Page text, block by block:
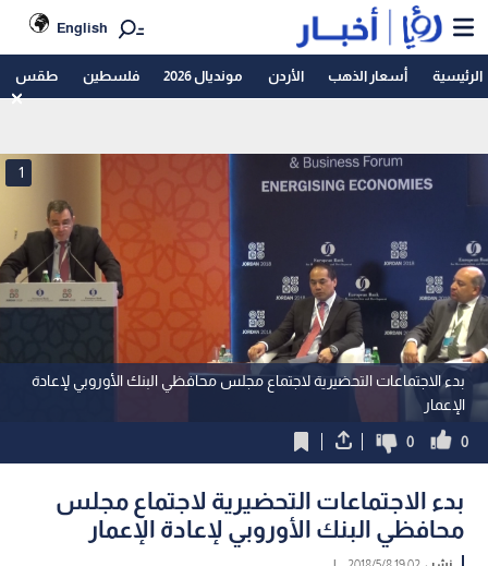
English
الرئيسية أسعار الذهب الأردن مونديال 2026 فلسطين طقس
بدء الاجتماعات التحضيرية لاجتماع مجلس محافظي البنك الأوروبي لإعادة
الإعمار
1
0
0
بدء الاجتماعات التحضيرية لاجتماع مجلس
محافظي البنك الأوروبي لإعادة الإعمار